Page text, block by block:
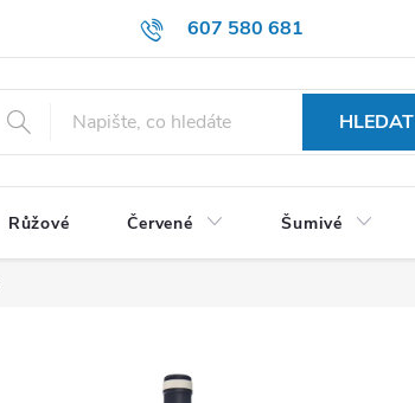
607 580 681
HLEDAT
Růžové Červené Šumivé